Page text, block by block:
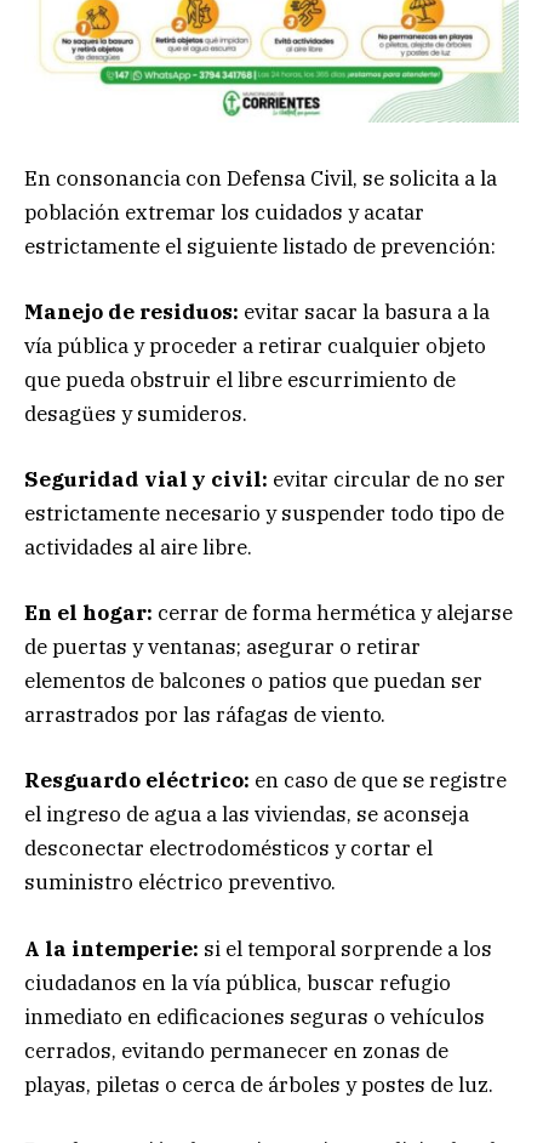
En consonancia con Defensa Civil, se solicita a la
población extremar los cuidados y acatar
estrictamente el siguiente listado de prevención:
Manejo de residuos: evitar sacar la basura a la
vía pública y proceder a retirar cualquier objeto
que pueda obstruir el libre escurrimiento de
desagües y sumideros.
Seguridad vial y civil: evitar circular de no ser
estrictamente necesario y suspender todo tipo de
actividades al aire libre.
En el hogar: cerrar de forma hermética y alejarse
de puertas y ventanas; asegurar o retirar
elementos de balcones o patios que puedan ser
arrastrados por las ráfagas de viento.
Resguardo eléctrico: en caso de que se registre
el ingreso de agua a las viviendas, se aconseja
desconectar electrodomésticos y cortar el
suministro eléctrico preventivo.
A la intemperie: si el temporal sorprende a los
ciudadanos en la vía pública, buscar refugio
inmediato en edificaciones seguras o vehículos
cerrados, evitando permanecer en zonas de
playas, piletas o cerca de árboles y postes de luz.